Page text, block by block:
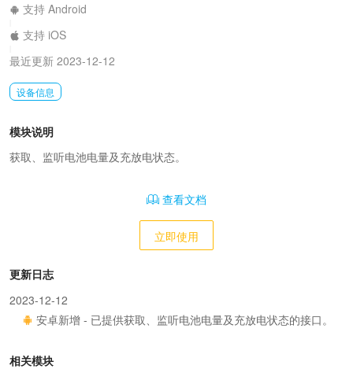
支持 Android
支持 iOS
最近更新 2023-12-12
设备信息
模块说明
获取、监听电池电量及充放电状态。
查看文档
立即使用
更新日志
2023-12-12
安卓新增 - 已提供获取、监听电池电量及充放电状态的接口。
相关模块